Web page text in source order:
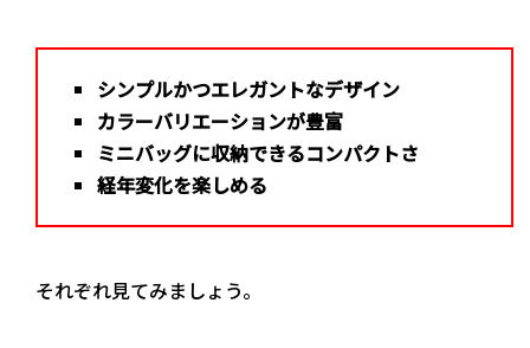
シンプルかつエレガントなデザイン
カラーバリエーションが豊富
ミニバッグに収納できるコンパクトさ
経年変化を楽しめる
それぞれ見てみましょう。